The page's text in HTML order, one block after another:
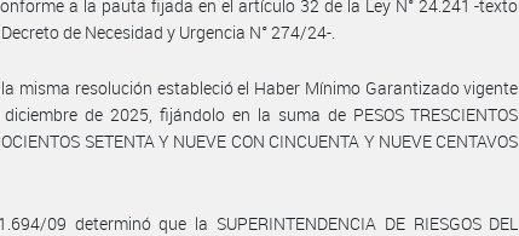
a la pauta fijada en el artículo 32 de la Ley N° 24.241 -texto
de Necesidad y Urgencia N° 274/24-.
misma resolución estableció el Haber Mínimo Garantizado vigente
de 2025, fijándolo en la suma de PESOS TRESCIENTOS
SETENTA Y NUEVE CON CINCUENTA Y NUEVE CENTAVOS
09 determinó que la SUPERINTENDENCIA DE RIESGOS DEL